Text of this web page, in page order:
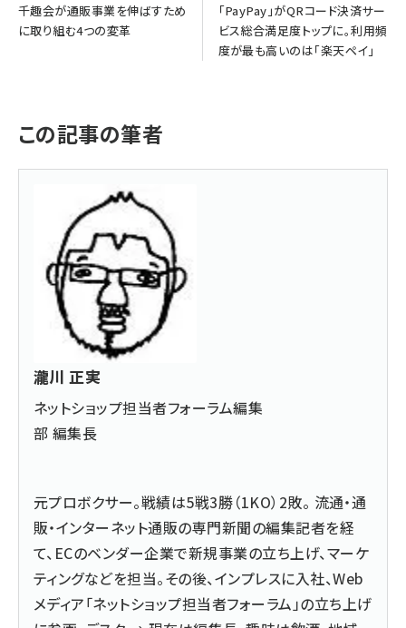
千趣会が通販事業を伸ばすため
に取り組む4つの変革
「PayPay」がQRコード決済サー
ビス総合満足度トップに。利用頻
度が最も高いのは「楽天ペイ」
この記事の筆者
瀧川 正実
ネットショップ担当者フォーラム編集
部 編集長
元プロボクサー。戦績は5戦3勝（1KO）2敗。 流通・通
販・インターネット通販の専門新聞の編集記者を経
て、ECのベンダー企業で新規事業の立ち上げ、マーケ
ティングなどを担当。その後、インプレスに入社、Web
メディア「ネットショップ担当者フォーラム」の立ち上げ